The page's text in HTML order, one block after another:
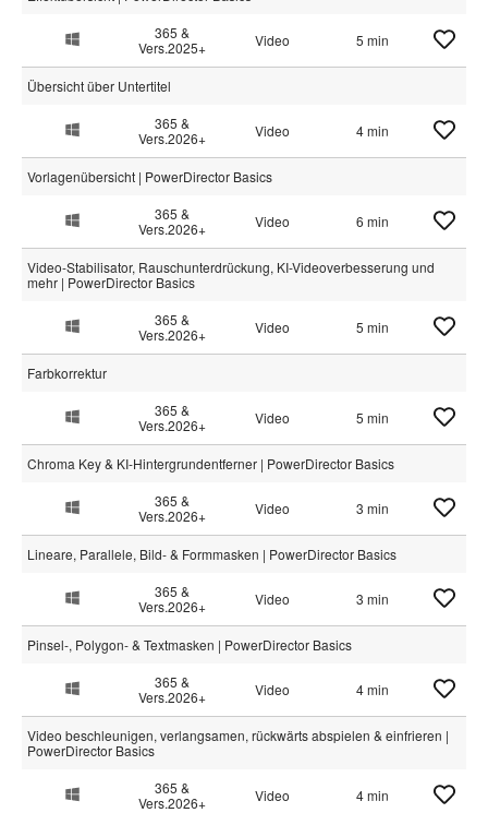
365 &
Vers.2025+
Video 5 min
Übersicht über Untertitel
365 &
Vers.2026+
Video 4 min
Vorlagenübersicht | PowerDirector Basics
365 &
Vers.2026+
Video 6 min
Video-Stabilisator, Rauschunterdrückung, KI-Videoverbesserung und
mehr | PowerDirector Basics
365 &
Vers.2026+
Video 5 min
Farbkorrektur
365 &
Vers.2026+
Video 5 min
Chroma Key & KI-Hintergrundentferner | PowerDirector Basics
365 &
Vers.2026+
Video 3 min
Lineare, Parallele, Bild- & Formmasken | PowerDirector Basics
365 &
Vers.2026+
Video 3 min
Pinsel-, Polygon- & Textmasken | PowerDirector Basics
365 &
Vers.2026+
Video 4 min
Video beschleunigen, verlangsamen, rückwärts abspielen & einfrieren |
PowerDirector Basics
365 &
Vers.2026+
Video 4 min